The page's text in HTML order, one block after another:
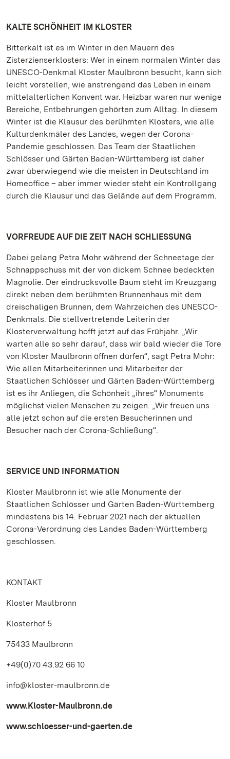
KALTE SCHÖNHEIT IM KLOSTER
Bitterkalt ist es im Winter in den Mauern des
Zisterzienserklosters: Wer in einem normalen Winter das
UNESCO-Denkmal Kloster Maulbronn besucht, kann sich
leicht vorstellen, wie anstrengend das Leben in einem
mittelalterlichen Konvent war. Heizbar waren nur wenige
Bereiche, Entbehrungen gehörten zum Alltag. In diesem
Winter ist die Klausur des berühmten Klosters, wie alle
Kulturdenkmäler des Landes, wegen der Corona-
Pandemie geschlossen. Das Team der Staatlichen
Schlösser und Gärten Baden-Württemberg ist daher
zwar überwiegend wie die meisten in Deutschland im
Homeoffice – aber immer wieder steht ein Kontrollgang
durch die Klausur und das Gelände auf dem Programm.
VORFREUDE AUF DIE ZEIT NACH SCHLIESSUNG
Dabei gelang Petra Mohr während der Schneetage der
Schnappschuss mit der von dickem Schnee bedeckten
Magnolie. Der eindrucksvolle Baum steht im Kreuzgang
direkt neben dem berühmten Brunnenhaus mit dem
dreischaligen Brunnen, dem Wahrzeichen des UNESCO-
Denkmals. Die stellvertretende Leiterin der
Klosterverwaltung hofft jetzt auf das Frühjahr. „Wir
warten alle so sehr darauf, dass wir bald wieder die Tore
von Kloster Maulbronn öffnen dürfen“, sagt Petra Mohr:
Wie allen Mitarbeiterinnen und Mitarbeiter der
Staatlichen Schlösser und Gärten Baden-Württemberg
ist es ihr Anliegen, die Schönheit „ihres“ Monuments
möglichst vielen Menschen zu zeigen. „Wir freuen uns
alle jetzt schon auf die ersten Besucherinnen und
Besucher nach der Corona-Schließung“.
SERVICE UND INFORMATION
Kloster Maulbronn ist wie alle Monumente der
Staatlichen Schlösser und Gärten Baden-Württemberg
mindestens bis 14. Februar 2021 nach der aktuellen
Corona-Verordnung des Landes Baden-Württemberg
geschlossen.
KONTAKT
Kloster Maulbronn
Klosterhof 5
75433 Maulbronn
+49(0)70 43.92 66 10
info@kloster-maulbronn.de
www.Kloster-Maulbronn.de
www.schloesser-und-gaerten.de